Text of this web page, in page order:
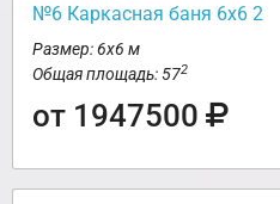
№6 Каркасная баня 6х6 2
Размер: 6х6 м
Общая площадь: 572
от 1947500